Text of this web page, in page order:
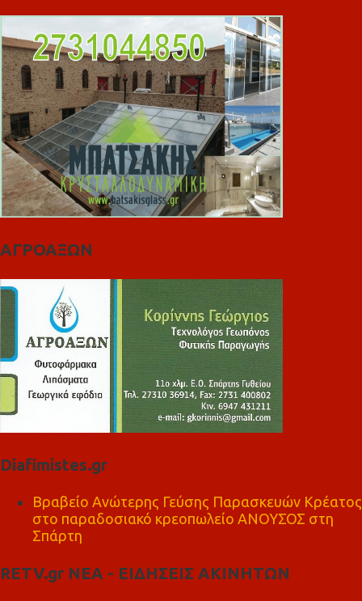
ΑΓΡΟΑΞΩΝ
Diafimistes.gr
Βραβείο Ανώτερης Γεύσης Παρασκευών Κρέατος
στο παραδοσιακό κρεοπωλείο ΑΝΟΥΣΟΣ στη
Σπάρτη
RETV.gr ΝΕΑ - ΕΙΔΗΣΕΙΣ ΑΚΙΝΗΤΩΝ